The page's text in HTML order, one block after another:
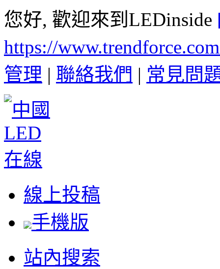
您好, 歡迎來到LEDinside
https://
管理 | 聯絡我們 | 常見問
線上投稿
手機版
站內搜索